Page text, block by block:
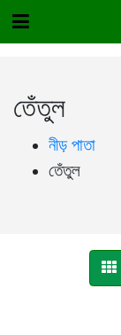
তেঁতুল
নীড় পাতা
তেঁতুল